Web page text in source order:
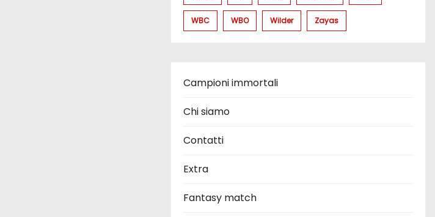
WBC WBO Wilder Zayas
Campioni immortali
Chi siamo
Contatti
Extra
Fantasy match